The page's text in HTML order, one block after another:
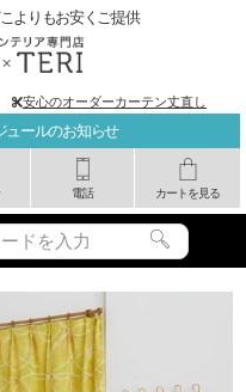
ュールのお知らせ
電話 カートを見る
よりもお安くご提供
安心のオーダーカーテン丈直し